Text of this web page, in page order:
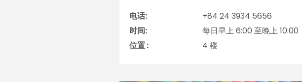
电话:
+84 24 3934 5656
时间:
每日早上 6:00 至晚上 10:00
位置 :
4 楼